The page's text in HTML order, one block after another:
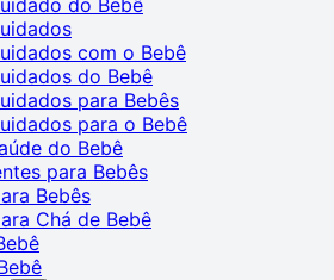
com o Bebê
do Bebê
para Bebês
para o Bebê
do Bebê
para Bebês
Bebês
Chá de Bebê